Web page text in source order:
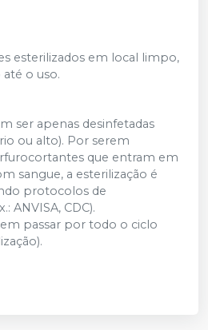
esterilizados em local limpo,
o uso.
ser apenas desinfetadas
ou alto). Por serem
que entram em
sangue, a esterilização é
protocolos de
ANVISA, CDC).
passar por todo o ciclo